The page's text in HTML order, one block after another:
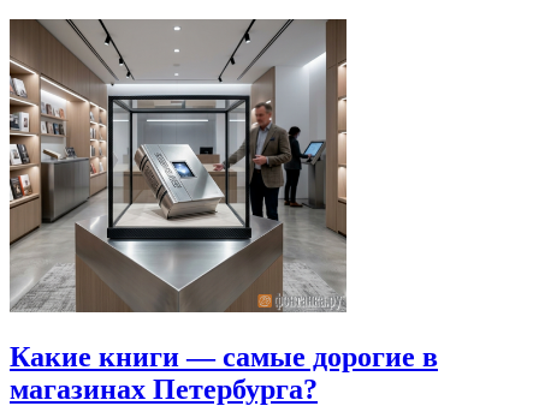
Какие книги — самые дорогие в
магазинах Петербурга?